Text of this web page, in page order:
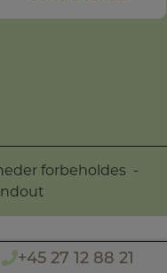
forbeholdes -
+45 27 12 88 21